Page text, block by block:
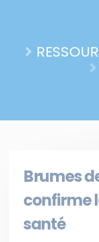
Brumes
confirme
santé